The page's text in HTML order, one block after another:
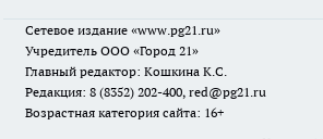
Сетевое издание «www.pg21.ru»
Учредитель ООО «Город 21»
Главный редактор: Кошкина К.С.
Редакция: 8 (8352) 202-400, red@pg21.ru
Возрастная категория сайта: 16+